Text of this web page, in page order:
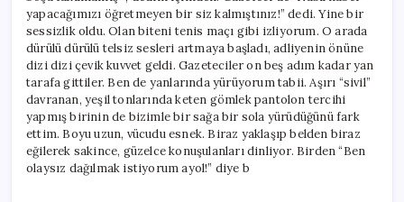
yapacağımızı öğretmeyen bir siz kalmıştınız!” dedi. Yine bir
sessizlik oldu. Olan biteni tenis maçı gibi izliyorum. O arada
dürülü dürülü telsiz sesleri artmaya başladı, adliyenin önüne
dizi dizi çevik kuvvet geldi. Gazeteciler on beş adım kadar yan
tarafa gittiler. Ben de yanlarında yürüyorum tabii. Aşırı “sivil”
davranan, yeşil tonlarında keten gömlek pantolon tercihi
yapmış birinin de bizimle bir sağa bir sola yürüdüğünü fark
ettim. Boyu uzun, vücudu esnek. Biraz yaklaşıp belden biraz
eğilerek sakince, güzelce konuşulanları dinliyor. Birden “Ben
olaysız dağılmak istiyorum ayol!” diye b